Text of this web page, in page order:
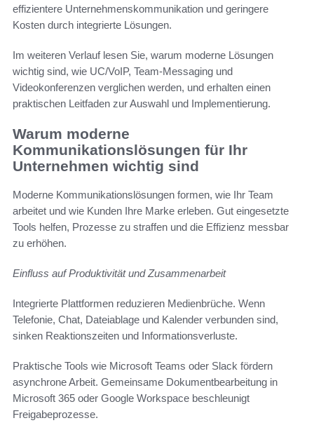
effizientere Unternehmenskommunikation und geringere
Kosten durch integrierte Lösungen.
Im weiteren Verlauf lesen Sie, warum moderne Lösungen
wichtig sind, wie UC/VoIP, Team‑Messaging und
Videokonferenzen verglichen werden, und erhalten einen
praktischen Leitfaden zur Auswahl und Implementierung.
Warum moderne
Kommunikationslösungen für Ihr
Unternehmen wichtig sind
Moderne Kommunikationslösungen formen, wie Ihr Team
arbeitet und wie Kunden Ihre Marke erleben. Gut eingesetzte
Tools helfen, Prozesse zu straffen und die Effizienz messbar
zu erhöhen.
Einfluss auf Produktivität und Zusammenarbeit
Integrierte Plattformen reduzieren Medienbrüche. Wenn
Telefonie, Chat, Dateiablage und Kalender verbunden sind,
sinken Reaktionszeiten und Informationsverluste.
Praktische Tools wie Microsoft Teams oder Slack fördern
asynchrone Arbeit. Gemeinsame Dokumentbearbeitung in
Microsoft 365 oder Google Workspace beschleunigt
Freigabeprozesse.